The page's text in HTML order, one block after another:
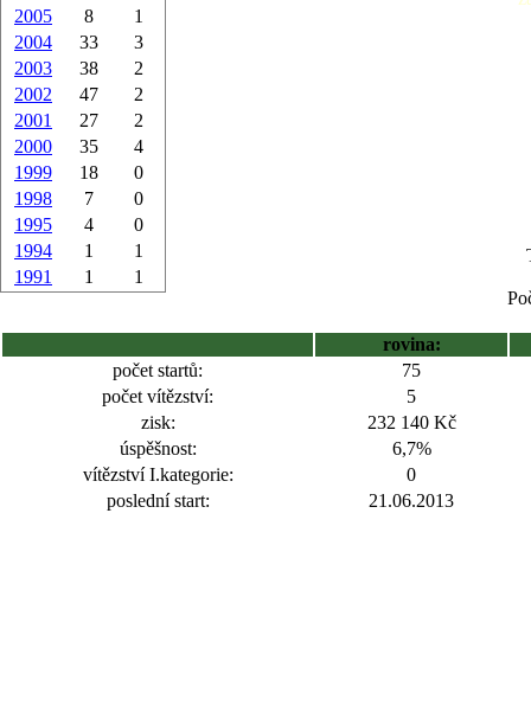
2005
8
1
2004
33
3
2003
38
2
2002
47
2
2001
27
2
2000
35
4
1999
18
0
1998
7
0
1995
4
0
1994
1
1
1991
1 1
rovina:
počet startů:
75
počet vítězství:
5
zisk:
232 140 Kč
úspěšnost:
6,7%
vítězství I.kategorie:
0
poslední start:
21.06.2013